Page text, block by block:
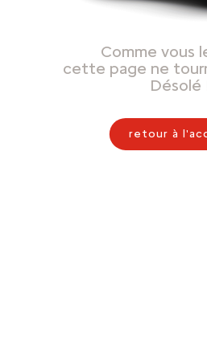
Comme vous
cette page ne
Désolé
retour à